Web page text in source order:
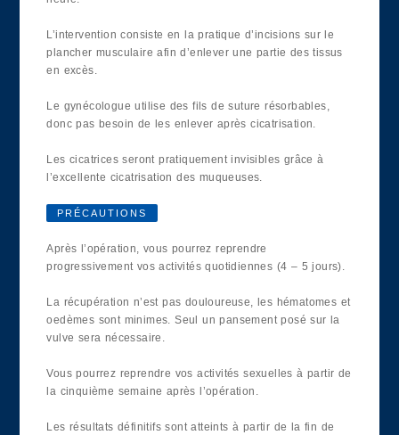
L’intervention consiste en la pratique d’incisions sur le
plancher musculaire afin d’enlever une partie des tissus
en excès.
Le gynécologue utilise des fils de suture résorbables,
donc pas besoin de les enlever après cicatrisation.
Les cicatrices seront pratiquement invisibles grâce à
l’excellente cicatrisation des muqueuses.
PRÉCAUTIONS
Après l’opération, vous pourrez reprendre
progressivement vos activités quotidiennes (4 – 5 jours).
La récupération n’est pas douloureuse, les hématomes et
oedèmes sont minimes. Seul un pansement posé sur la
vulve sera nécessaire.
Vous pourrez reprendre vos activités sexuelles à partir de
la cinquième semaine après l’opération.
Les résultats définitifs sont atteints à partir de la fin de